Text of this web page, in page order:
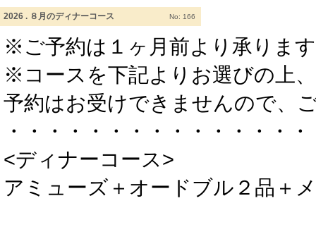
2026 . ８月のディナーコース No: 166
※ご予約は１ヶ月前より承りま
※コースを下記よりお選びの上
予約はお受けできませんので、
・・・・・・・・・・・・・・
<ディナーコース>
アミューズ＋オードブル２品＋